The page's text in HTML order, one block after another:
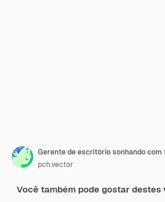
pch.vector
Você também pode gostar destes